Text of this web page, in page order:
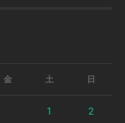
金 土 日
1 2